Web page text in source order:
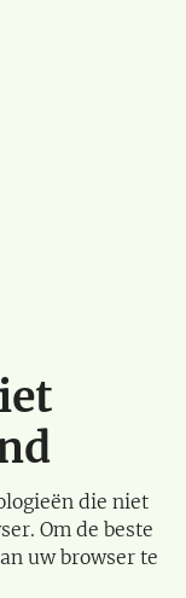
die niet
Om de beste
uw browser te